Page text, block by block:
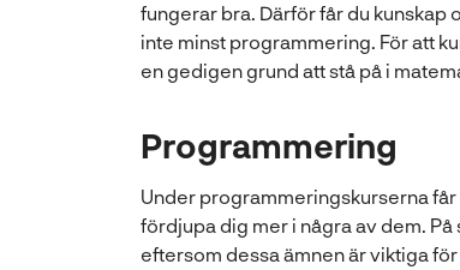
fungerar bra. Därför får du kunskap
inte minst programmering. För att
en gedigen grund att stå på i
Programmering
Under programmeringskurserna
fördjupa dig mer i några av dem.
eftersom dessa ämnen är viktiga